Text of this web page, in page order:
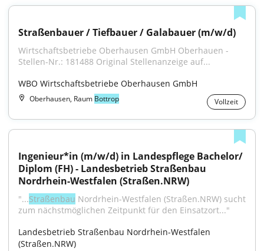
Straßenbauer / Tiefbauer / Galabauer (m/w/d)
Wirtschaftsbetriebe Oberhausen GmbH Oberhauen -
Stellen-Nr.: 181488 Original Stellenanzeige auf...
WBO Wirtschaftsbetriebe Oberhausen GmbH
Oberhausen, Raum Bottrop Vollzeit
Ingenieur*in (m/w/d) in Landespflege Bachelor/
Diplom (FH) - Landesbetrieb Straßenbau
Nordrhein-Westfalen (Straßen.NRW)
"...Straßenbau Nordrhein-Westfalen (Straßen.NRW) sucht
zum nächstmöglichen Zeitpunkt für den Einsatzort..."
Landesbetrieb Straßenbau Nordrhein-Westfalen
(Straßen.NRW)